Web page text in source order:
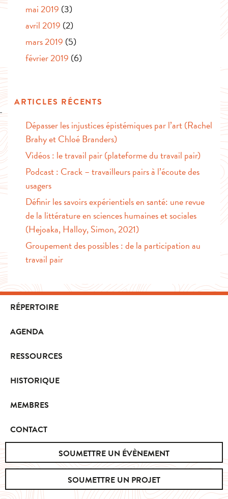
mai 2019 (3)
avril 2019 (2)
mars 2019 (5)
février 2019 (6)
ARTICLES RÉCENTS
Dépasser les injustices épistémiques par l’art (Rachel
Brahy et Chloé Branders)
Vidéos : le travail pair (plateforme du travail pair)
Podcast : Crack – travailleurs pairs à l’écoute des
usagers
Définir les savoirs expérientiels en santé: une revue
de la littérature en sciences humaines et sociales
(Hejoaka, Halloy, Simon, 2021)
Groupement des possibles : de la participation au
travail pair
RÉPERTOIRE
AGENDA
RESSOURCES
HISTORIQUE
MEMBRES
CONTACT
SOUMETTRE UN ÉVÈNEMENT
SOUMETTRE UN PROJET